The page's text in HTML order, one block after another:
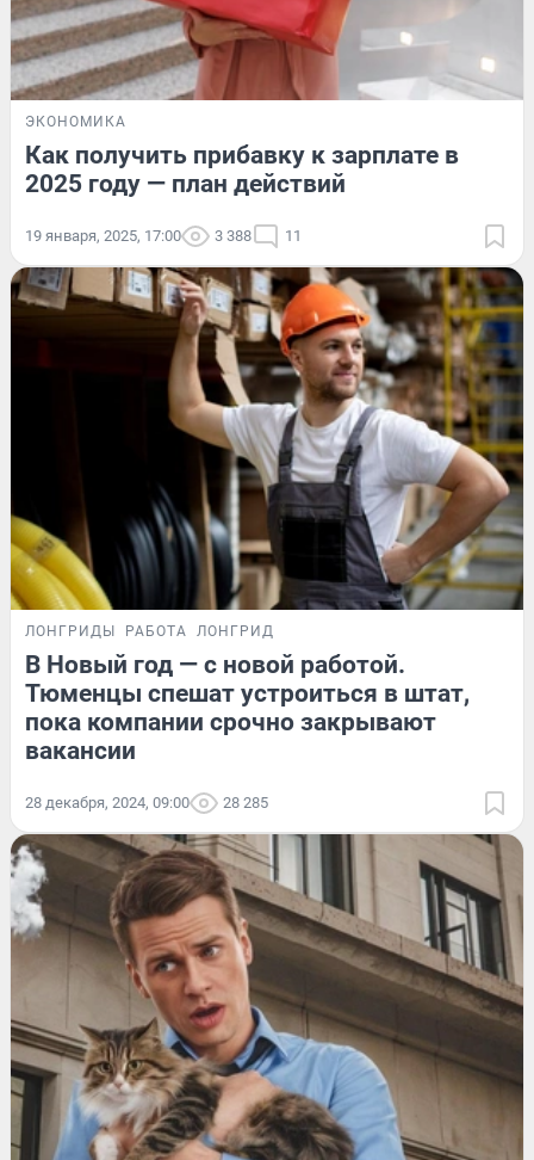
ЭКОНОМИКА
Как получить прибавку к зарплате в
2025 году — план действий
19 января, 2025, 17:00 3 388 11
ЛОНГРИДЫ РАБОТА ЛОНГРИД
В Новый год — с новой работой.
Тюменцы спешат устроиться в штат,
пока компании срочно закрывают
вакансии
28 декабря, 2024, 09:00 28 285